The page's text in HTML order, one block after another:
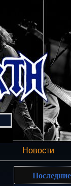
Новости